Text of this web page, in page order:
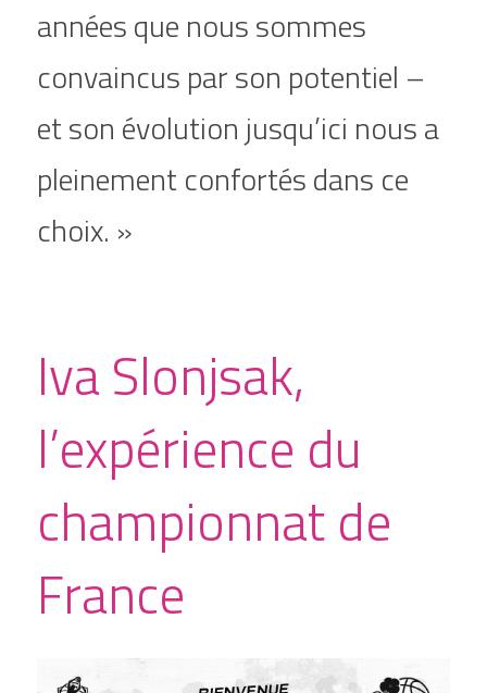
années que nous sommes
convaincus par son potentiel –
et son évolution jusqu’ici nous a
pleinement confortés dans ce
choix. »
Iva Slonjsak,
l’expérience du
championnat de
France